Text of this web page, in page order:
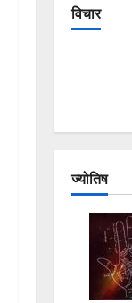
विचार
ज्योतिष